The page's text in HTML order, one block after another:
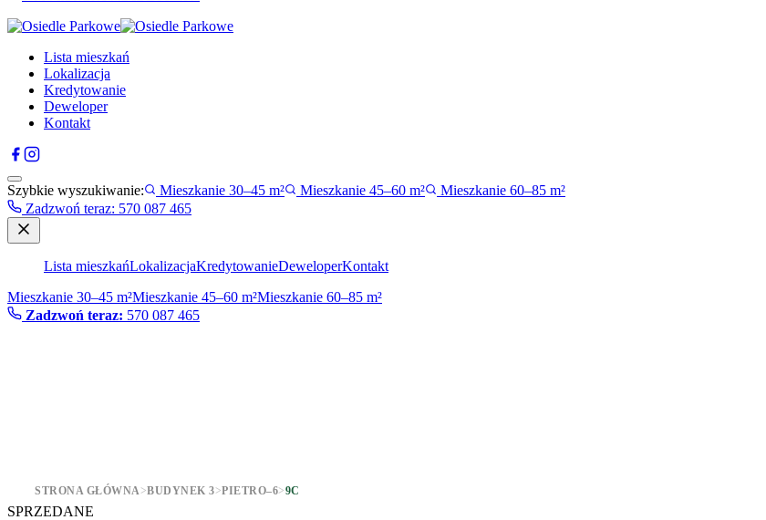
Lista mieszkań
Lokalizacja
Kredytowanie
Deweloper
Kontakt
Szybkie wyszukiwanie: Mieszkanie 30–45 m² Mieszkanie 45–60 m²
Mieszkanie 60–85 m²
Zadzwoń teraz: 570 087 465
Lista mieszkańLokalizacjaKredytowanieDeweloperKontakt
Mieszkanie 30–45 m²Mieszkanie 45–60 m²Mieszkanie 60–85 m²
Zadzwoń teraz: 570 087 465
STRONA GŁÓWNA>BUDYNEK 3>PIETRO–6>9C
SPRZEDANE